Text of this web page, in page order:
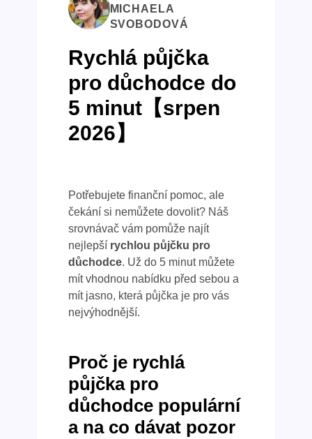
MICHAELA
SVOBODOVÁ
Rychlá půjčka
pro důchodce do
5 minut【srpen
2026】
Potřebujete finanční pomoc, ale
čekání si nemůžete dovolit? Náš
srovnávač vám pomůže najít
nejlepší rychlou půjčku pro
důchodce. Už do 5 minut můžete
mít vhodnou nabídku před sebou a
mít jasno, která půjčka je pro vás
nejvýhodnější.
Proč je rychlá
půjčka pro
důchodce populární
a na co dávat pozor